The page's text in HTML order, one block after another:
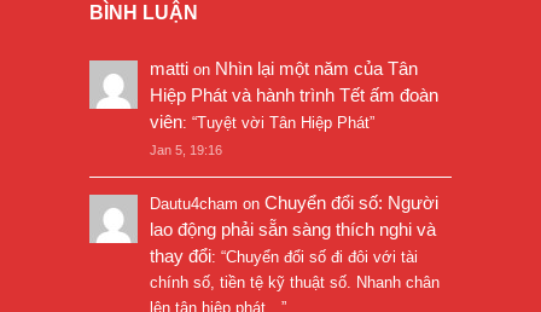
BÌNH LUẬN
matti on Nhìn lại một năm của Tân
Hiệp Phát và hành trình Tết ấm đoàn
viên: “Tuyệt vời Tân Hiệp Phát”
Jan 5, 19:16
Dautu4cham on Chuyển đổi số: Người
lao động phải sẵn sàng thích nghi và
thay đổi: “Chuyển đổi số đi đôi với tài
chính số, tiền tệ kỹ thuật số. Nhanh chân
lên tân hiệp phát… ”